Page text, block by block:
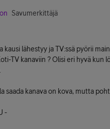
Savumerkittäjä
kausi lähestyy ja TV:ssä pyörii
TV kanaviin ? Olisi eri hyvä kun
saada kanava on kova, mutta
-